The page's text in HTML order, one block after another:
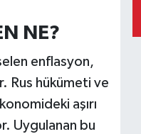
NE?
enflasyon,
Rus hükümeti ve
aşırı
Uygulanan bu